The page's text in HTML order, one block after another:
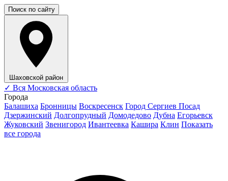
Поиск по сайту
Шаховской район
✓ Вся Московская область
Города
Балашиха Бронницы Воскресенск Город Сергиев Посад
Дзержинский Долгопрудный Домодедово Дубна Егорьевск
Жуковский Звенигород Ивантеевка Кашира Клин Показать
все города